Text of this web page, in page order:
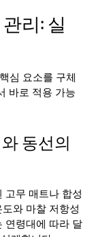
리: 실
심 요소를 구체
바로 적용 가능
동선의
고무 매트나 합성
와 마찰 저항성
연령대에 따라 달